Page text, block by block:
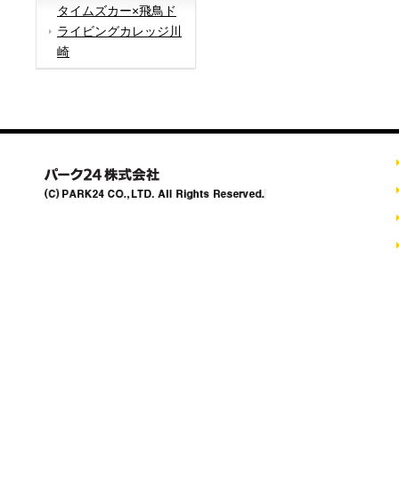
タイムズカー×飛鳥ド
ライビングカレッジ川
崎